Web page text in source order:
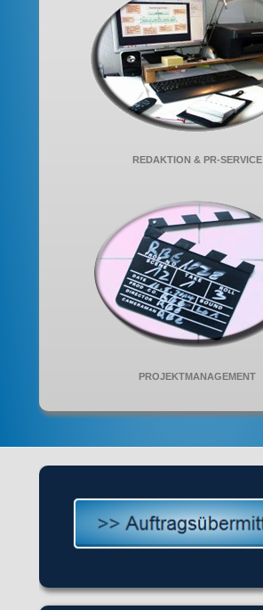
REDAKTION & PR-SERVICE
PROJEKTMANAGEMENT